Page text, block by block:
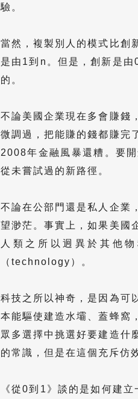
驗。
當然，複製別人的模式比創
是由1到n。但是，創新是
的。
不論美國企業現在多會賺錢
微調過，把能賺的錢都賺完
2008年金融風暴還糟。要
從未嘗試過的新路徑。
不論在公部門還是私人企業
望渺茫。事實上，如果美國
人類之所以迥異於其他
（technology）。
科技之所以神奇，是因為可
本能驅使建造水壩、蓋蜂窩
眾多選擇中挑選好要建造什
的常識，但是在這個充斥仿
《從0到1》談的是如何建